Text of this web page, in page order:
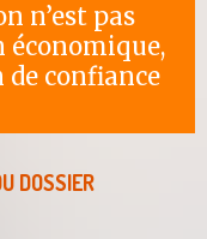
n’est pas
économique,
de confiance
DOSSIER